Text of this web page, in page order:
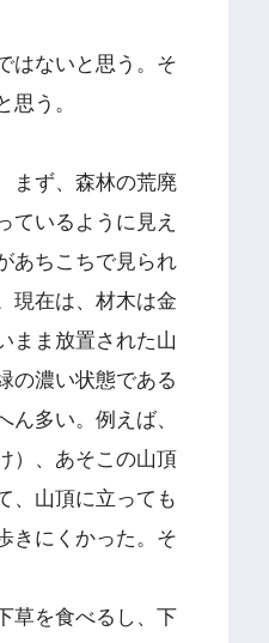
はないと思う。そ
う。
まず、森林の荒廃
ているように見え
あちこちで見られ
現在は、材木は金
まま放置された山
の濃い状態である
多い。例えば、
）、あそこの山頂
、山頂に立っても
きにくかった。そ
草を食べるし、下